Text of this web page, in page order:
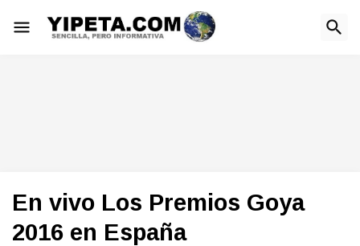
En vivo Los Premios Goya
2016 en España